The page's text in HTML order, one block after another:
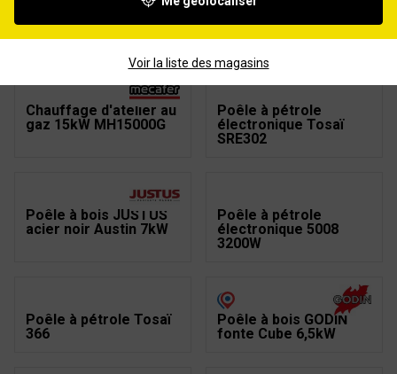
Pétrole pour poêle
Chauffage d'atelier
Chauffage d'atelier au
gaz 15kW MH15000G
Poêle à pétrole
électronique Tosaï
SRE302
Poêle à bois JUSTUS
acier noir Austin 7kW
Poêle à pétrole
électronique 5008
3200W
Poêle à pétrole Tosaï
366
Poêle à bois GODIN
fonte Cube 6,5kW
Voir la liste des magasins